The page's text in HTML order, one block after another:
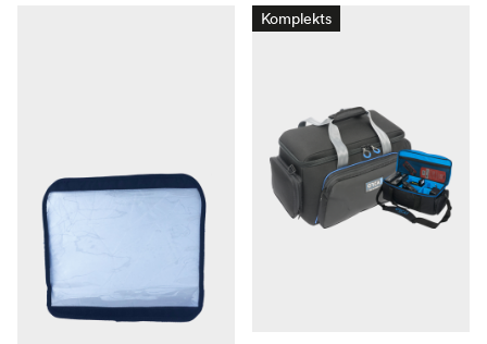
Komplekts